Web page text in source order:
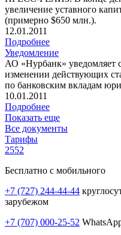
увеличение уставного
(примерно $650 млн.).
12.01.2011
Подробнее
Уведомление
АО «Нурбанк» уведомляет
изменении действующих
по банковским вкладам
10.01.2011
Подробнее
Показать еще
Все документы
Тарифы
2552
Бесплатно с мобильного
+7 (727) 244-44-44
зарубежом
+7 (707) 000-25-52